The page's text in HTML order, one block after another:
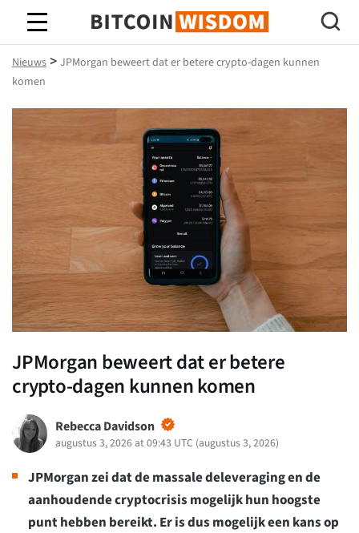
Bitcoin-wijsheid
Nieuws > JPMorgan beweert dat er betere crypto-dagen kunnen
komen
JPMorgan beweert dat er betere
crypto-dagen kunnen komen
Rebecca Davidson
augustus 3, 2026 at 09:43 UTC (augustus 3, 2026)
JPMorgan zei dat de massale deleveraging en de
aanhoudende cryptocrisis mogelijk hun hoogste
punt hebben bereikt. Er is dus mogelijk een kans op